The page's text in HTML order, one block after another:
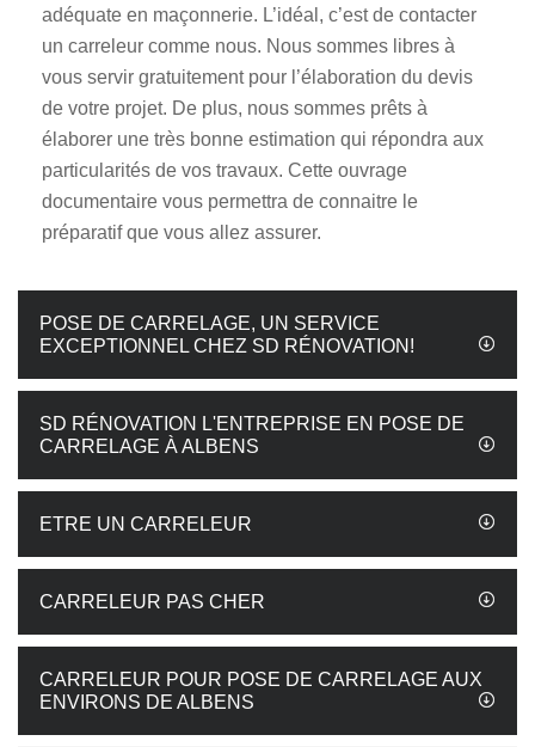
adéquate en maçonnerie. L’idéal, c’est de contacter
un carreleur comme nous. Nous sommes libres à
vous servir gratuitement pour l’élaboration du devis
de votre projet. De plus, nous sommes prêts à
élaborer une très bonne estimation qui répondra aux
particularités de vos travaux. Cette ouvrage
documentaire vous permettra de connaitre le
préparatif que vous allez assurer.
POSE DE CARRELAGE, UN SERVICE
EXCEPTIONNEL CHEZ SD RÉNOVATION!
SD RÉNOVATION L'ENTREPRISE EN POSE DE
CARRELAGE À ALBENS
ETRE UN CARRELEUR
CARRELEUR PAS CHER
CARRELEUR POUR POSE DE CARRELAGE AUX
ENVIRONS DE ALBENS